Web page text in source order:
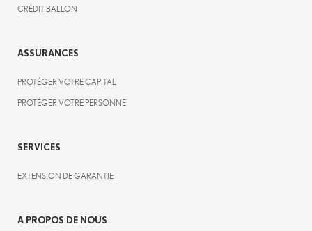
CRÉDIT BALLON
ASSURANCES
PROTÉGER VOTRE CAPITAL
PROTÉGER VOTRE PERSONNE
SERVICES
EXTENSION DE GARANTIE
A PROPOS DE NOUS